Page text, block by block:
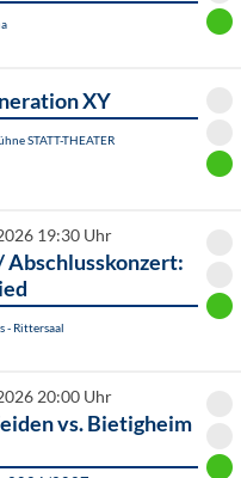
XY
STATT-THEATER
19:30 Uhr
Abschlusskonzert:
- Rittersaal
20:00 Uhr
vs. Bietigheim